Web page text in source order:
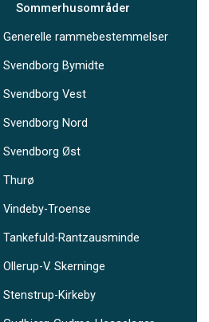
Sommerhusområder
Generelle rammebestemmelser
Svendborg Bymidte
Svendborg Vest
Svendborg Nord
Svendborg Øst
Thurø
Vindeby-Troense
Tankefuld-Rantzausminde
Ollerup-V. Skerninge
Stenstrup-Kirkeby